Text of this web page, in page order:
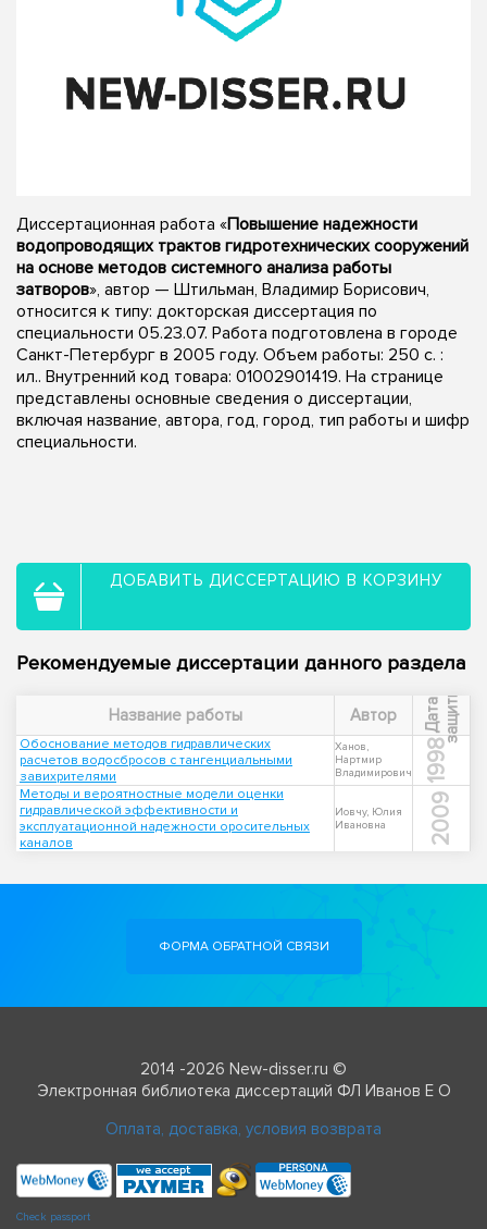
Диссертационная работа «Повышение надежности
водопроводящих трактов гидротехнических сооружений
на основе методов системного анализа работы
затворов», автор — Штильман, Владимир Борисович,
относится к типу: докторская диссертация по
специальности 05.23.07. Работа подготовлена в городе
Санкт-Петербург в 2005 году. Объем работы: 250 с. :
ил.. Внутренний код товара: 01002901419. На странице
представлены основные сведения о диссертации,
включая название, автора, год, город, тип работы и шифр
специальности.
ДОБАВИТЬ ДИССЕРТАЦИЮ В КОРЗИНУ
Рекомендуемые диссертации данного раздела
Название работы Автор Д
а
т
а
з
а
щ
и
т ы
Обоснование методов гидравлических
расчетов водосбросов с тангенциальными
завихрителями
Ханов,
Нартмир
Владимирович
1998
Методы и вероятностные модели оценки
гидравлической эффективности и
эксплуатационной надежности оросительных
каналов
Иовчу, Юлия
Ивановна
2009
ФОРМА ОБРАТНОЙ СВЯЗИ
2014 -2026 New-disser.ru ©
Электронная библиотека диссертаций ФЛ Иванов Е О
Оплата, доставка, условия возврата
Check passport